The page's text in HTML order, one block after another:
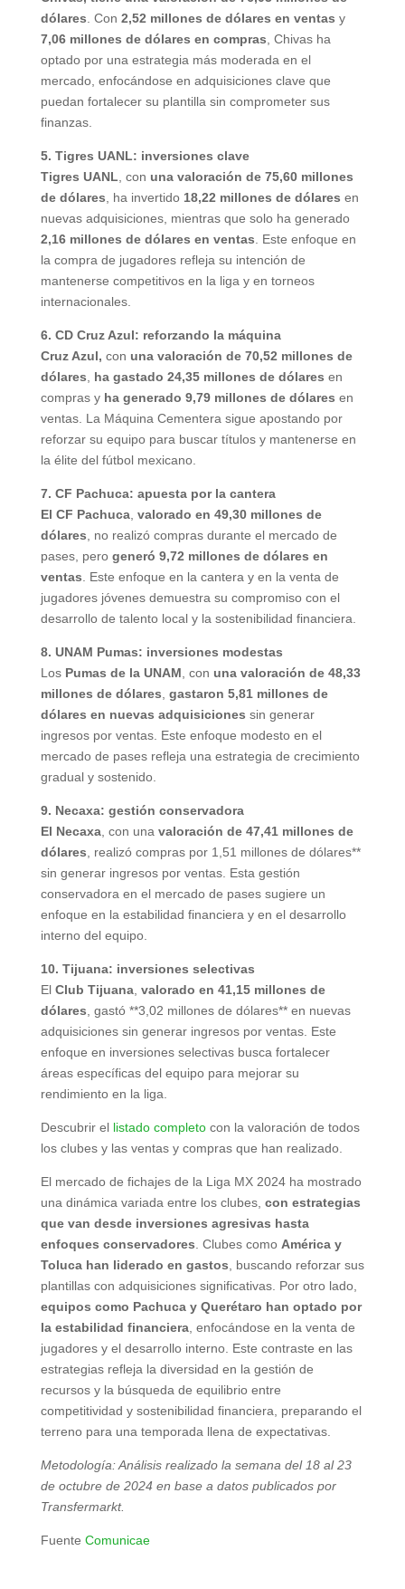
dólares . Con 2,52 millones de dólares en ventas y
7,06 millones de dólares en compras , Chivas ha
optado por una estrategia más moderada en el
mercado, enfocándose en adquisiciones clave que
puedan fortalecer su plantilla sin comprometer sus
finanzas.
5. Tigres UANL: inversiones clave
Tigres UANL , con una valoración de 75,60 millones
de dólares , ha invertido 18,22 millones de dólares en
nuevas adquisiciones, mientras que solo ha generado
2,16 millones de dólares en ventas . Este enfoque en
la compra de jugadores refleja su intención de
mantenerse competitivos en la liga y en torneos
internacionales.
6. CD Cruz Azul: reforzando la máquina
Cruz Azul, con una valoración de 70,52 millones de
dólares
ha gastado 24,35 millones de dólares en
compras y ha generado 9,79 millones de dólares en
ventas. La Máquina Cementera sigue apostando por
reforzar su equipo para buscar títulos y mantenerse en
la élite del fútbol mexicano.
7. CF Pachuca: apuesta por la cantera
El CF Pachuca, valorado en 49,30 millones de
dólares , no realizó compras durante el mercado de
pases, pero generó 9,72 millones de dólares en
ventas . Este enfoque en la cantera y en la venta de
jugadores jóvenes demuestra su compromiso con el
desarrollo de talento local y la sostenibilidad financiera.
8. UNAM Pumas: inversiones modestas
Los Pumas de la UNAM , con una valoración de 48,33
millones de dólares gastaron 5,81 millones de
dólares en nuevas adquisiciones sin generar
ingresos por ventas. Este enfoque modesto en el
mercado de pases refleja una estrategia de crecimiento
gradual y sostenido.
9. Necaxa: gestión conservadora
El Necaxa, con una valoración de 47,41 millones de
dólares , realizó compras por 1,51 millones de dólares**
sin generar ingresos por ventas. Esta gestión
conservadora en el mercado de pases sugiere un
enfoque en la estabilidad financiera y en el desarrollo
interno del equipo.
10. Tijuana: inversiones selectivas
El Club Tijuana, valorado en 41,15 millones de
dólares , gastó **3,02 millones de dólares** en nuevas
adquisiciones sin generar ingresos por ventas. Este
enfoque en inversiones selectivas busca fortalecer
áreas específicas del equipo para mejorar su
rendimiento en la liga.
Descubrir el listado completocon la valoración de todos
los clubes y las ventas y compras que han realizado.
El mercado de fichajes de la Liga MX 2024 ha mostrado
una dinámica variada entre los clubes, con estrategias
que van desde inversiones agresivas hasta
enfoques conservadores . Clubes como América y
Toluca han liderado en gastos , buscando reforzar sus
plantillas con adquisiciones significativas. Por otro lado,
equipos como Pachuca y Querétaro han optado por
la estabilidad financiera, enfocándose en la venta de
jugadores y el desarrollo interno. Este contraste en las
estrategias refleja la diversidad en la gestión de
recursos y la búsqueda de equilibrio entre
competitividad y sostenibilidad financiera, preparando el
terreno para una temporada llena de expectativas.
Metodología: Análisis realizado la semana del 18 al 23
de octubre de 2024 en base a datos publicados por
Transfermarkt.
Fuente Comunicae